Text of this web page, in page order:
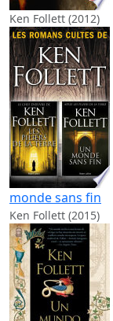
Ken Follett (2012)
monde sans fin
Ken Follett (2015)